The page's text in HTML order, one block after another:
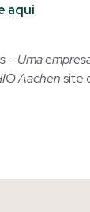
aqui
– Uma
Aachensite